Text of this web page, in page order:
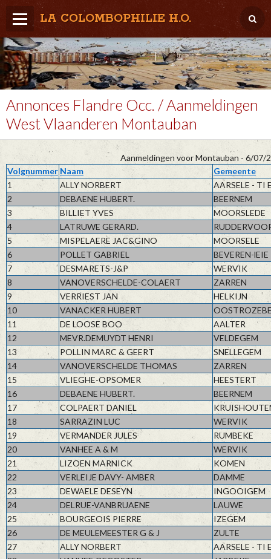
LA COLOMBOPHILIE H.O.
Home
Météo / Het weer
Lâcher / Los
Result. clubs, Provincial, (Inter)National
RFCB / KBDB
Annonces Flandre Occ. / Aanmeldingen
West Vlaanderen Montauban
Aanmeldingen voor Montauban - 6/07/
Volgnummer Naam
Gemeente
1
ALLY NORBERT
AARSELE - TI
2
DEBAENE HUBERT.
BEERNEM
3
BILLIET YVES
MOORSLEDE
4
LATRUWE GERARD.
5
MISPELAERE JAC&GINO
MOORSELE
6
POLLET GABRIEL
BEVEREN-lEIE
7
DESMARETS-J&P
WERVIK
8
VANOVERSCHELDE-COLAERT
ZARREN
9
VERRIEST JAN
HELKIJN
10
VANACKER HUBERT
11
DE LOOSE BOO
AALTER
12
MEVR.DEMUYDT HENRI
VELDEGEM
13
POLLIN MARC & GEERT
SNELLEGEM
14
VANOVERSCHELDE THOMAS
ZARREN
15
VLIEGHE-OPSOMER
HEESTERT
16
DEBAENE HUBERT.
BEERNEM
17
COLPAERT DANIEL
18
SARRAZIN LUC
WERVIK
19
VERMANDER JULES
RUMBEKE
20
VANHEE A & M
WERVIK
21
LIZOEN MARNICK
KOMEN
22
VERLEIJE DAVY- AMBER
DAMME
23
DEWAELE DESEYN
INGOOIGEM
24
DELRUE-VANBRUAENE
LAUWE
25
BOURGEOIS PIERRE
IZEGEM
26
DE MEULEMEESTER G & J
ZULTE
27
ALLY NORBERT
AARSELE - TI